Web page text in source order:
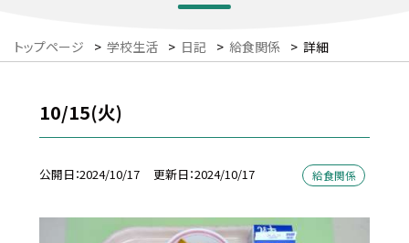
トップページ > 学校生活 > 日記 > 給食関係 > 詳細
10/15(火)
公開日 2024/10/17 更新日 2024/10/17 給食関係